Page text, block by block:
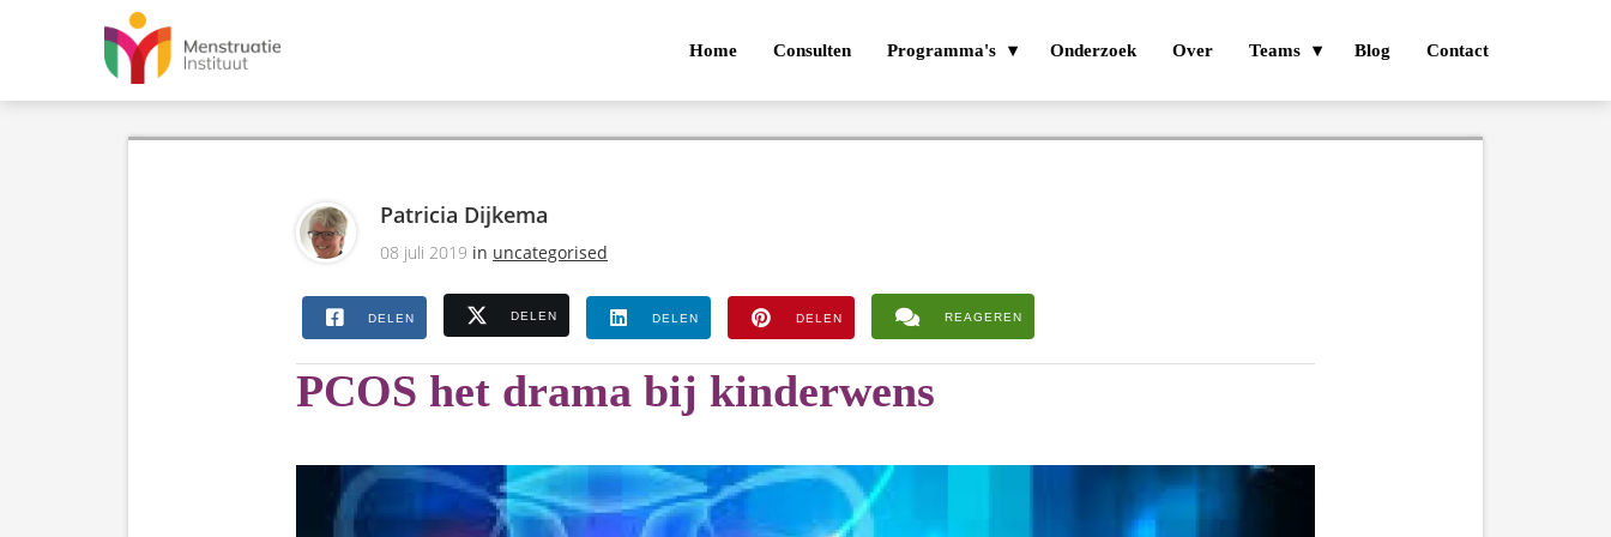
Home Consulten Programma's Onderzoek Over Teams Blog Contact
Patricia Dijkema
08 juli 2019 in uncategorised
DELEN DELEN DELEN DELEN REAGEREN
PCOS het drama bij kinderwens